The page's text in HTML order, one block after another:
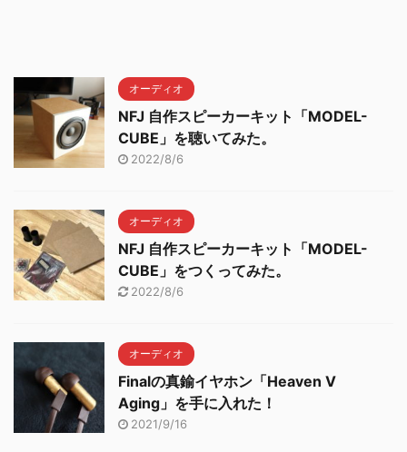
オーディオ
NFJ 自作スピーカーキット「MODEL-
CUBE」を聴いてみた。
2022/8/6
オーディオ
NFJ 自作スピーカーキット「MODEL-
CUBE」をつくってみた。
2022/8/6
オーディオ
Finalの真鍮イヤホン「Heaven V
Aging」を手に入れた！
2021/9/16